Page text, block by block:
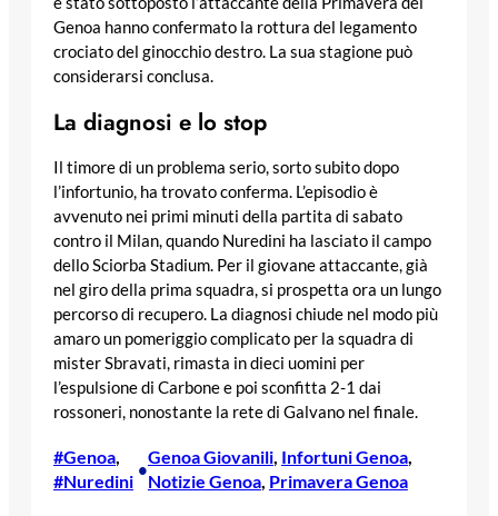
Genoa hanno confermato la rottura del legamento
crociato del ginocchio destro. La sua stagione può
considerarsi conclusa.
La diagnosi e lo stop
Il timore di un problema serio, sorto subito dopo
l’infortunio, ha trovato conferma. L’episodio è
avvenuto nei primi minuti della partita di sabato
contro il Milan, quando Nuredini ha lasciato il campo
dello Sciorba Stadium. Per il giovane attaccante, già
nel giro della prima squadra, si prospetta ora un lungo
percorso di recupero. La diagnosi chiude nel modo più
amaro un pomeriggio complicato per la squadra di
mister Sbravati, rimasta in dieci uomini per
l’espulsione di Carbone e poi sconfitta 2-1 dai
rossoneri, nonostante la rete di Galvano nel finale.
#Genoa
#Nuredini
•
Genoa Giovanili, Infortuni Genoa
Notizie Genoa, Primavera Genoa